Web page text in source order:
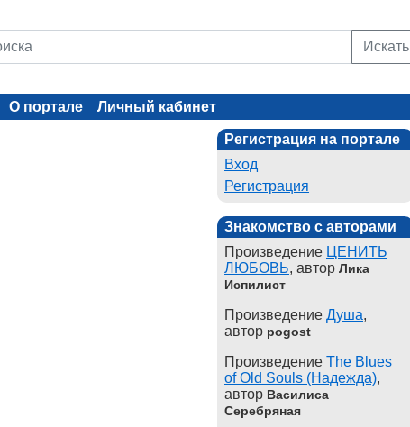
Искать
О портале
Личный кабинет
Регистрация на портале
Вход
Регистрация
Знакомство с авторами
Произведение ЦЕНИТЬ
ЛЮБОВЬ, автор Лика
Испилист
Произведение Душа,
автор pogost
Произведение The Blues
of Old Souls (Надежда),
автор Василиса
Серебряная